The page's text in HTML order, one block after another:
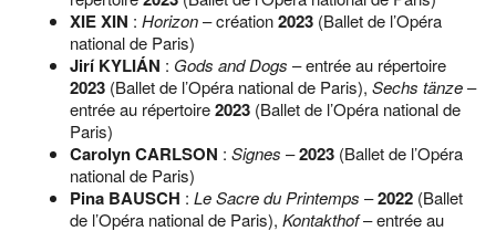
XIE XIN : Horizon– création2023 (Ballet de l’Opéra
national de Paris)
Jirí KYLIÁN : Gods and Dogs – entrée au répertoire
2023 (Ballet de l’Opéra national de Paris), Sechs tänze–
entrée au répertoire2023 (Ballet de l’Opéra national de
Paris)
Carolyn CARLSON : Signes –2023 (Ballet de l’Opéra
national de Paris)
Pina BAUSCH : Le Sacre du Printemps –2022 (Ballet
de l’Opéra national de Paris), Kontakthof– entrée au